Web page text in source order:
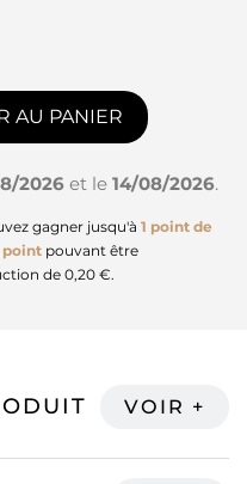
AU PANIER
2026 et le 14/08/2026.
gagner jusqu'à 1 point de
point pouvant être
de 0,20 €.